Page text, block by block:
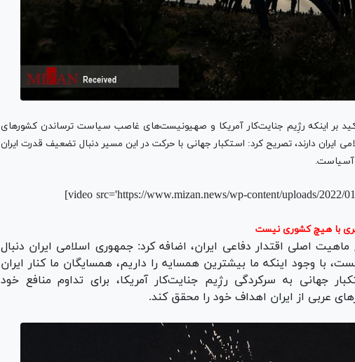
بر اینکه رژِیم جنایت‌کار آمریکا و صهیونیست‌های غاصب سیاست ترساندن کشورهای
ایران دارند، تصریح کرد: استکبار جهانی با حرکت در این مسیر دنبال تضعیف قدرت ایران
آسیاست.
[video src='https://www.mizan.news/wp-content/uploads/2022/
با هیچ کشوری نیست
اصلی اقتدار دفاعی ایران، اضافه کرد: جمهوری اسلامی ایران دنبال
با وجود اینکه ما بیشترین همسایه را داریم، همسایگان ما کنار ایران
جهانی به سرکردگی رژِیم جنایت‌کار آمریکا، برای تداوم منافع خود
عربی از ایران اهداف خود را محقق کند.